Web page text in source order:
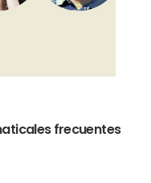
frecuentes